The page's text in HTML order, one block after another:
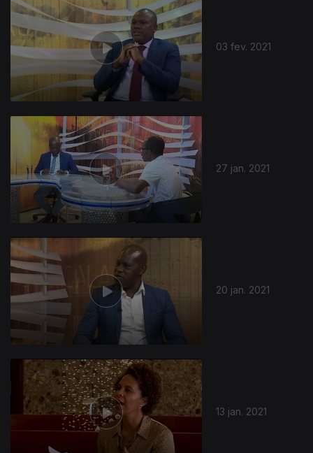
03 fev. 2021
27 jan. 2021
20 jan. 2021
519119
13 jan. 2021
516187